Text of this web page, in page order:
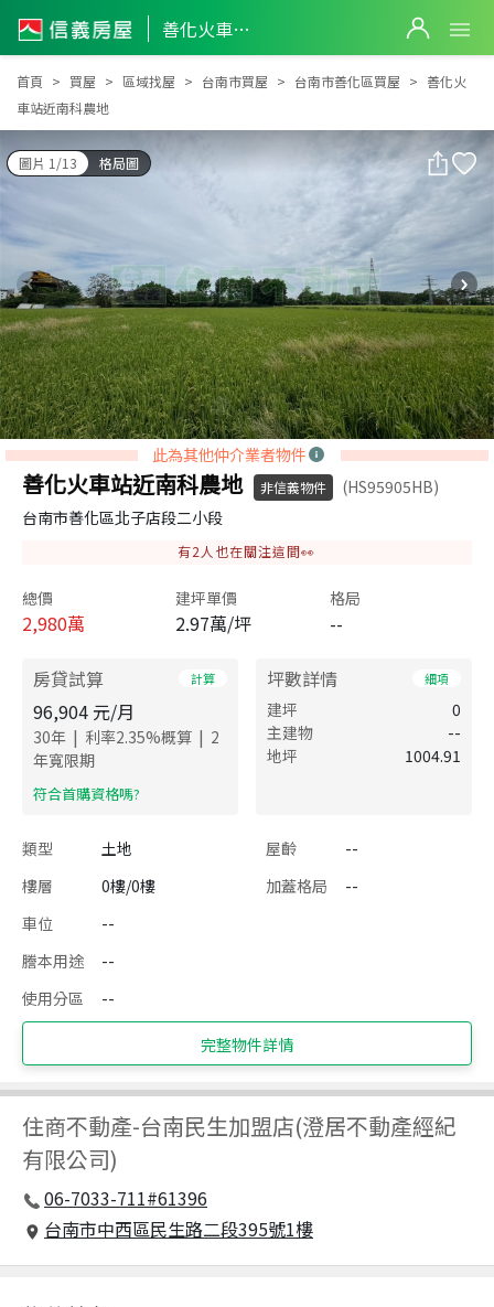
善化火車站近南科農地
善化火車站近南科農地
首頁 買屋 區域找屋 台南市買屋 台南市善化區買屋
善化火
車站近南科農地
圖片 1/13 格局圖
此為其他仲介業者物件
善化火車站近南科農地 非信義物件
(HS95905HB)
台南市善化區北子店段二小段
有2 人也在關注這間👀
總價
2,980萬
建坪單價
2.97萬/坪
格局
--
房貸試算 計算
96,904 元/月
30年 | 利率2.35%概算 | 2
年寬限期
​符合首購資格嗎?
坪數詳情 細項
建坪
0
主建物
--
地坪
1004.91
類型 土地 屋齡
--
樓層
0樓/0樓 加蓋格局
--
車位
--
謄本用途
--
使用分區
--
完整物件詳情
住商不動產-台南民生加盟店(澄居不動產經紀
有限公司)
06-7033-711#61396
台南市中西區民生路二段395號1樓